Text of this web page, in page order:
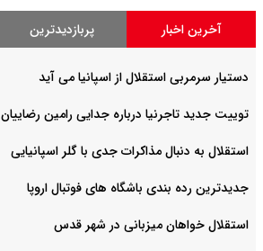
آخرین اخبار پربازدیدترین
دستیار سرمربی استقلال از اسپانیا می آید
توییت جدید تاجرنیا درباره جدایی رامین رضاییان
استقلال به دنبال مذاکرات جدی با گلر اسپانیایی
جدیدترین رده بندی باشگاه های فوتبال اروپا
استقلال خواهان میزبانی در شهر قدس